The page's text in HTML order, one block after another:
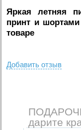
Яркая летняя
принт и
товаре
Добавить отзыв
дарите